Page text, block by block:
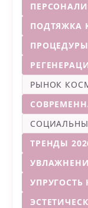
ПОДТЯЖКА
РЫНОК
ТРЕНДЫ
УПРУГОСТЬ